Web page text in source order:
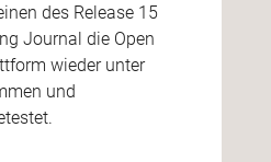
des Release 15
Journal die Open
wieder unter
und